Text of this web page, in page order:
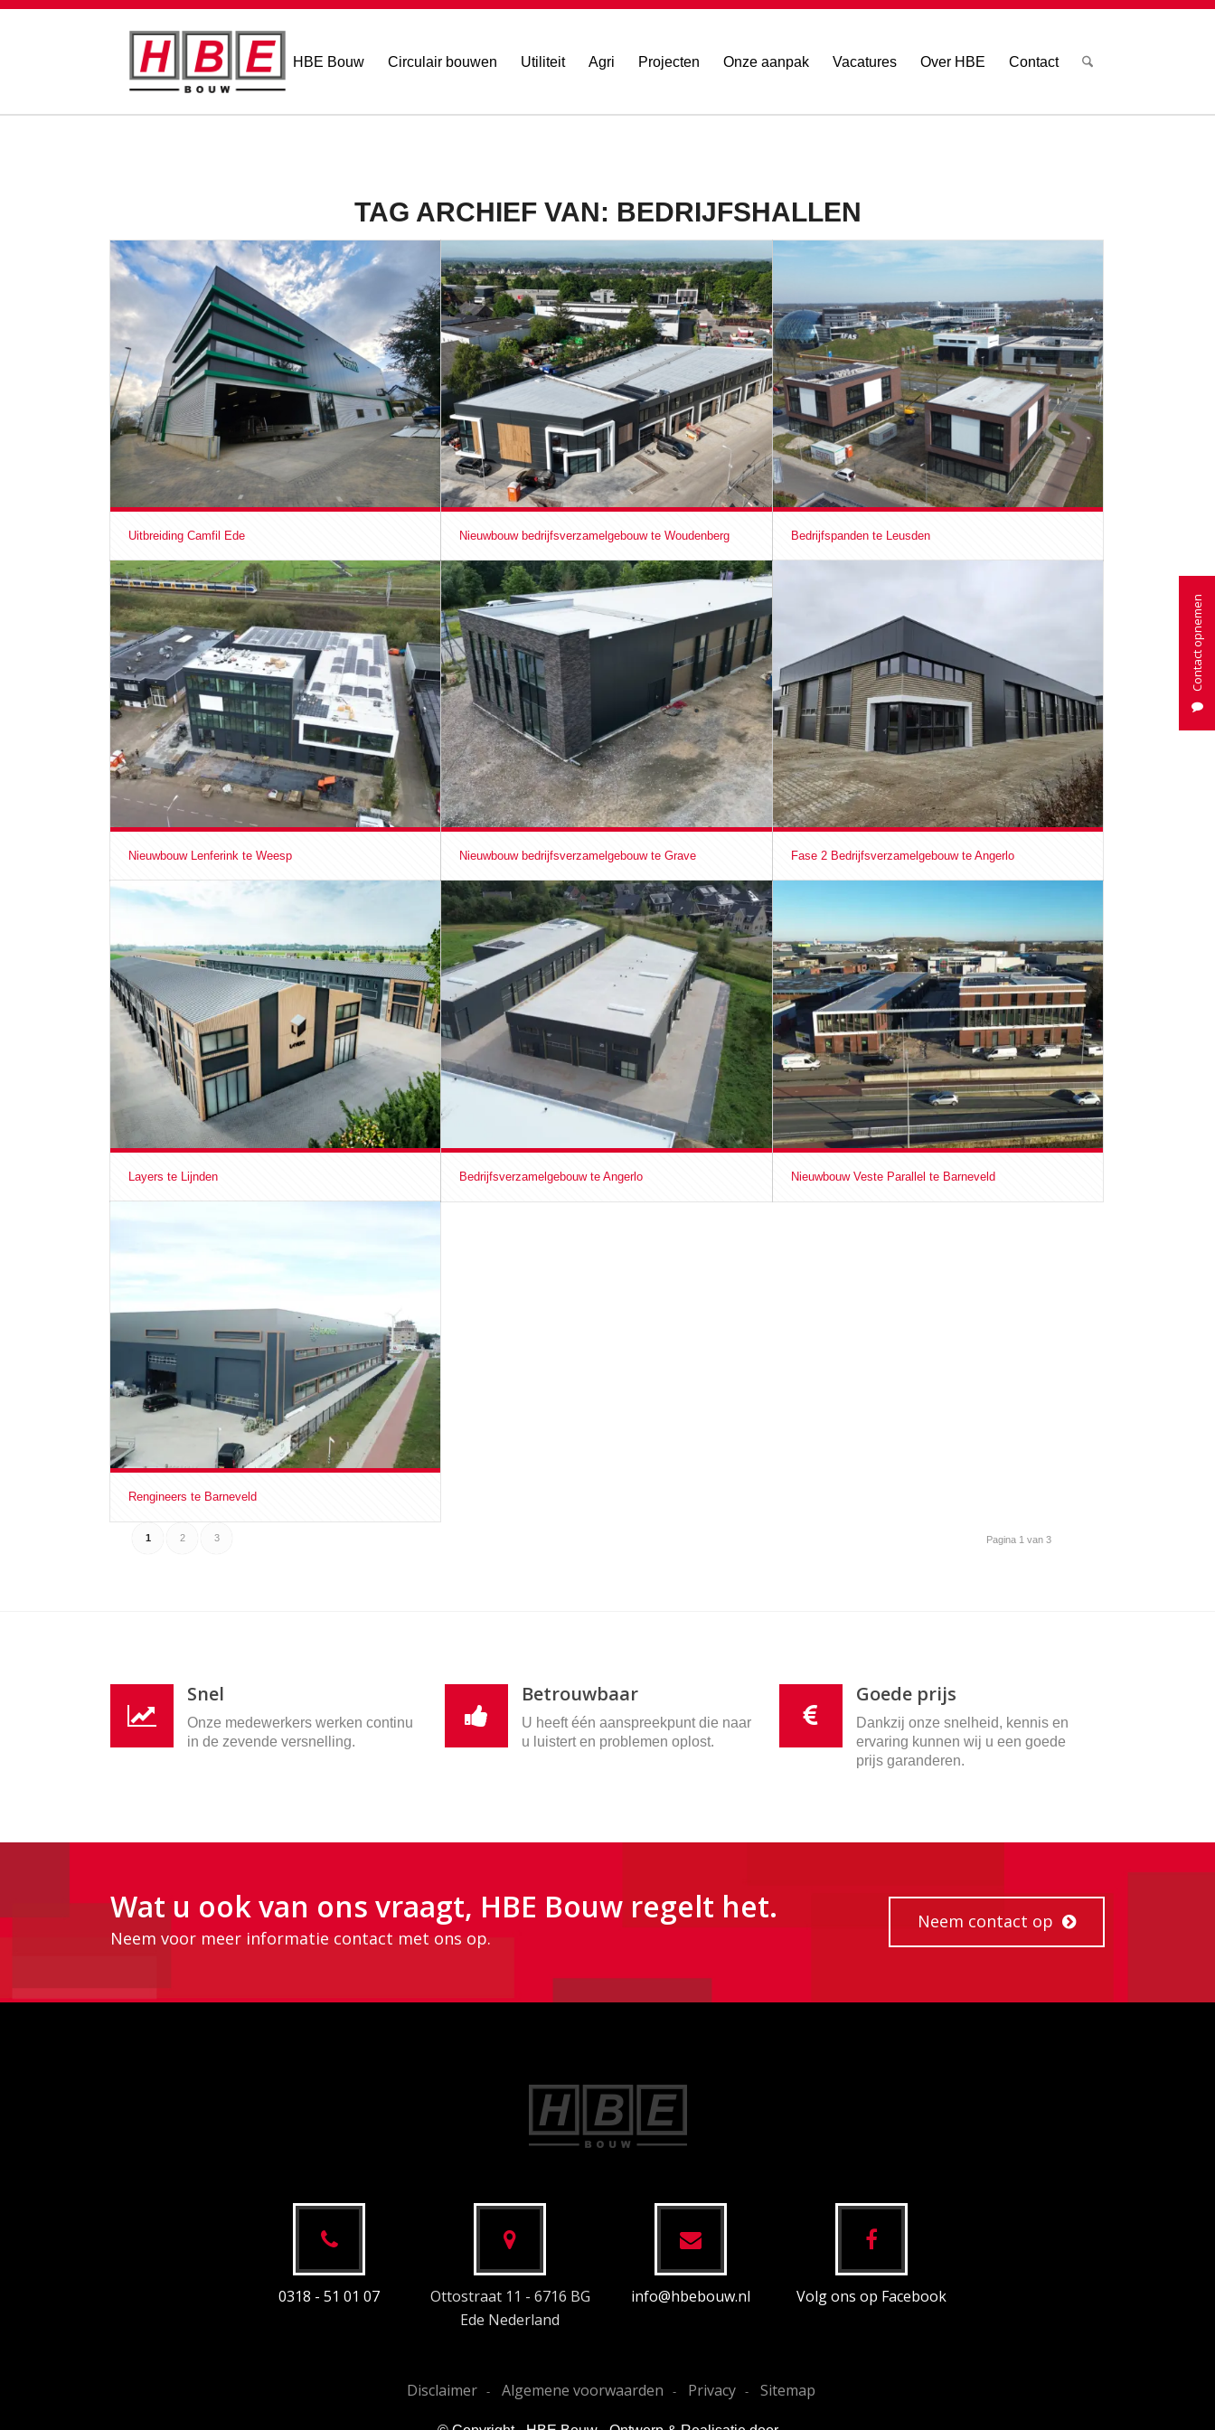
HBE Bouw Circulair bouwen Utiliteit Agri Projecten Onze aanpak Vacatures Over HBE Contact
TAG ARCHIEF VAN: BEDRIJFSHALLEN
Uitbreiding Camfil Ede Nieuwbouw bedrijfsverzamelgebouw te Woudenberg Bedrijfspanden te Leusden
Nieuwbouw Lenferink te Weesp Nieuwbouw bedrijfsverzamelgebouw te Grave Fase 2 Bedrijfsverzamelgebouw te Angerlo
Layers te Lijnden Bedrijfsverzamelgebouw te Angerlo Nieuwbouw Veste Parallel te Barneveld
Rengineers te Barneveld
Pagina 1 van 3
1 2 3
Snel
Onze medewerkers werken continu
in de zevende versnelling.
Betrouwbaar
U heeft één aanspreekpunt die naar
u luistert en problemen oplost.
Goede prijs
Dankzij onze snelheid, kennis en
ervaring kunnen wij u een goede
prijs garanderen.
Wat u ook van ons vraagt, HBE Bouw regelt het.
Neem voor meer informatie contact met ons op.
Neem contact op
0318 - 51 01 07
Ottostraat 11 - 6716 BG
Ede Nederland
info@hbebouw.nl Volg ons op Facebook
Disclaimer Algemene voorwaarden Privacy Sitemap
Contact opnemen